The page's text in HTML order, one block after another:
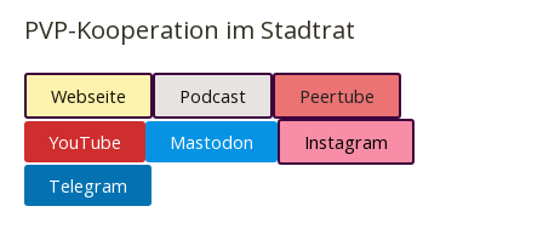
PVP-Kooperation im Stadtrat
Webseite Podcast
Peertube
YouTube
Mastodon
Instagram
Telegram